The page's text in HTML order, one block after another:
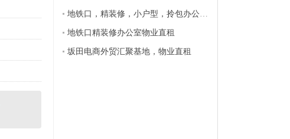
地铁口，精装修，小户型，拎包办公！！
地铁口精装修办公室物业直租
坂田电商外贸汇聚基地，物业直租